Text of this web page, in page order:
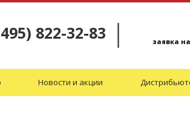
822-32-83 заявка
Новости и акции